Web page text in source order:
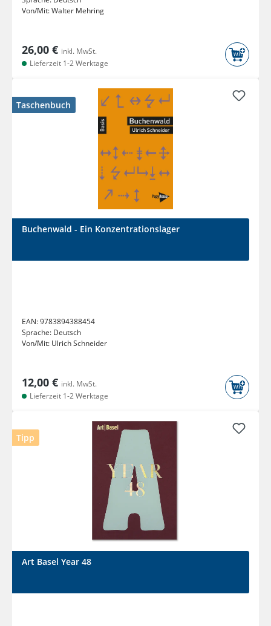
Von/Mit:Walter Mehring
26,00 € inkl. MwSt.
Lieferzeit 1-2 Werktage
Taschenbuch
Buchenwald - Ein Konzentrationslager
EAN:9783894388454
Sprache: Deutsch
Von/Mit: Ulrich Schneider
12,00 € inkl. MwSt.
Lieferzeit 1-2 Werktage
Tipp
Art Basel Year 48